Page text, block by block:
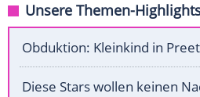
Unsere Themen-
Obduktion: Kleinkind in
Diese Stars wollen keinen